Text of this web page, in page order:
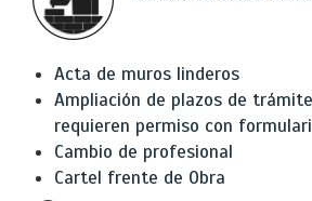
Acta de muros linderos
Ampliación de plazos de
requieren permiso con
Cambio de profesional
Cartel frente de Obra